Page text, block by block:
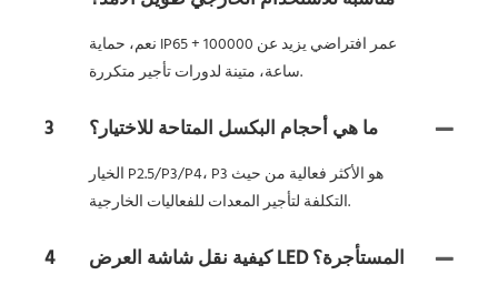
نعم، حماية IP65 + عمر افتراضي يزيد عن 100000
ساعة، متينة لدورات تأجير متكررة.
3 ما هي أحجام البكسل المتاحة للاختيار؟
الخيار P2.5/P3/P4، P3 هو الأكثر فعالية من حيث
التكلفة لتأجير المعدات للفعاليات الخارجية.
4 كيفية نقل شاشة العرض LED المستأجرة؟